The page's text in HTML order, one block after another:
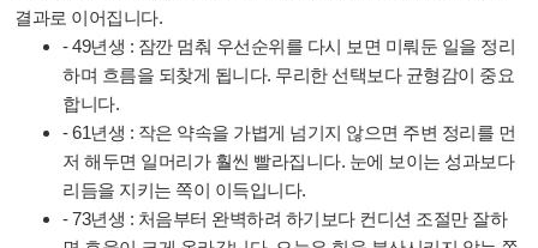
결과로 이어집니다.
- 49년생 : 잠깐 멈춰 우선순위를 다시 보면 미뤄둔 일을 정리
하며 흐름을 되찾게 됩니다. 무리한 선택보다 균형감이 중요
합니다.
- 61년생 : 작은 약속을 가볍게 넘기지 않으면 주변 정리를 먼
저 해두면 일머리가 훨씬 빨라집니다. 눈에 보이는 성과보다
리듬을 지키는 쪽이 이득입니다.
- 73년생 : 처음부터 완벽하려 하기보다 컨디션 조절만 잘하